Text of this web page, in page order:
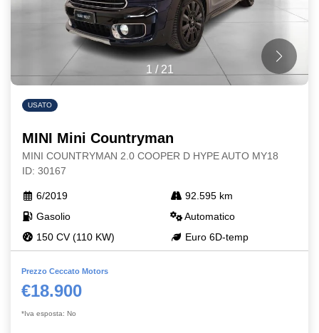
1 / 21
USATO
MINI Mini Countryman
MINI COUNTRYMAN 2.0 COOPER D HYPE AUTO MY18
ID: 30167
6/2019
92.595 km
Gasolio
Automatico
150 CV (110 KW)
Euro 6D-temp
Prezzo Ceccato Motors
€18.900
*Iva esposta: No